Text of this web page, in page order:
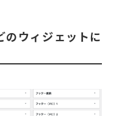
のウィジェットに